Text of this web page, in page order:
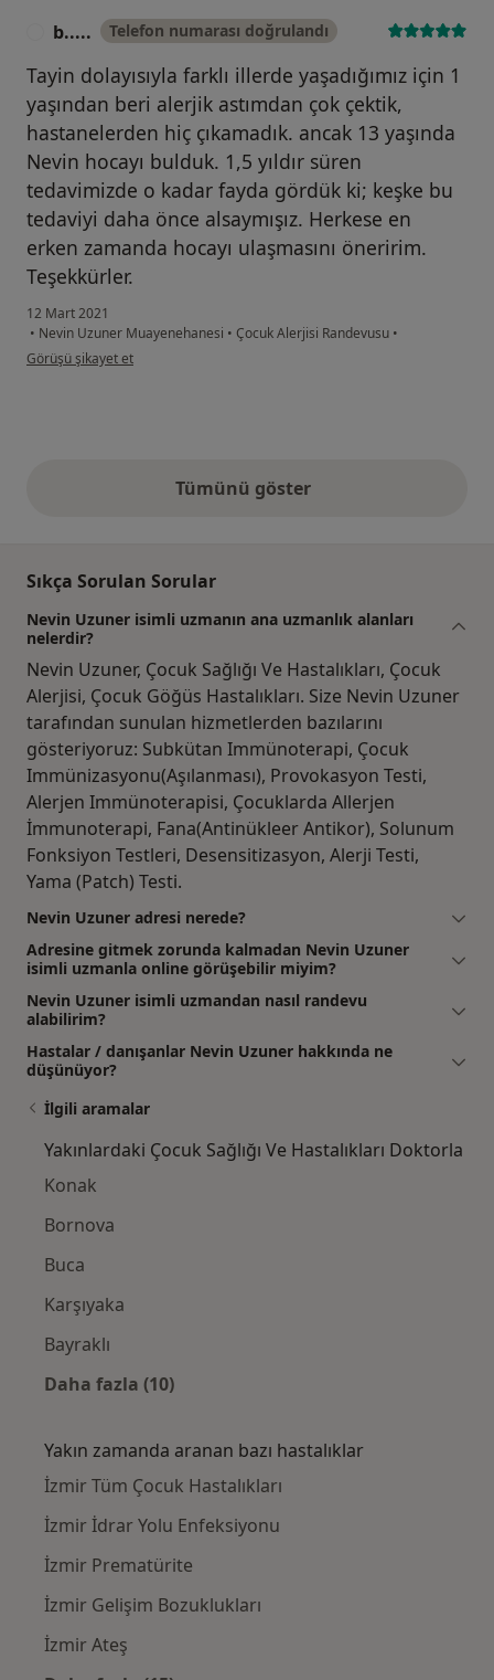
b..... Telefon numarası doğrulandı
Tayin dolayısıyla farklı illerde yaşadığımız için 1
yaşından beri alerjik astımdan çok çektik,
hastanelerden hiç çıkamadık. ancak 13 yaşında
Nevin hocayı bulduk. 1,5 yıldır süren
tedavimizde o kadar fayda gördük ki; keşke bu
tedaviyi daha önce alsaymışız. Herkese en
erken zamanda hocayı ulaşmasını öneririm.
Teşekkürler.
12 Mart 2021
• Nevin Uzuner Muayenehanesi • Çocuk Alerjisi Randevusu •
kullanıcının görüşüne göre b.....
Görüşü şikayet et
Tümünü gösteryukarıdaki görüşler
Sıkça Sorulan Sorular
Nevin Uzuner isimli uzmanın ana uzmanlık alanları
nelerdir?
Nevin Uzuner, Çocuk Sağlığı Ve Hastalıkları, Çocuk
Alerjisi, Çocuk Göğüs Hastalıkları. Size Nevin Uzuner
tarafından sunulan hizmetlerden bazılarını
gösteriyoruz: Subkütan Immünoterapi, Çocuk
Immünizasyonu(Aşılanması), Provokasyon Testi,
Alerjen Immünoterapisi, Çocuklarda Allerjen
İmmunoterapi, Fana(Antinükleer Antikor), Solunum
Fonksiyon Testleri, Desensitizasyon, Alerji Testi,
Yama (Patch) Testi.
Nevin Uzuner adresi nerede?
Adresine gitmek zorunda kalmadan Nevin Uzuner
isimli uzmanla online görüşebilir miyim?
Nevin Uzuner isimli uzmandan nasıl randevu
alabilirim?
Hastalar / danışanlar Nevin Uzuner hakkında ne
düşünüyor?
İlgili aramalar
Yakınlardaki Çocuk Sağlığı Ve Hastalıkları Doktorla
Konak
Bornova
Buca
Karşıyaka
Bayraklı
Daha fazla (10)
Yakın zamanda aranan bazı hastalıklar
İzmir Tüm Çocuk Hastalıkları
İzmir İdrar Yolu Enfeksiyonu
İzmir Prematürite
İzmir Gelişim Bozuklukları
İzmir Ateş